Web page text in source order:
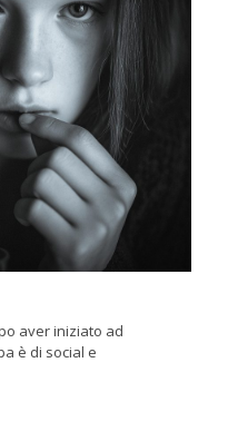
aver iniziato ad
è di social e